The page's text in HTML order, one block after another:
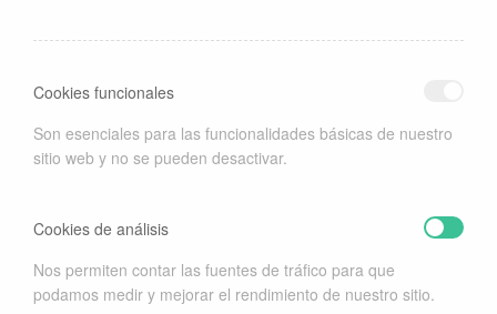
Ortodoncia estética
dientes
Estética dental y ortodoncia al mejor precio en
Esta entrada fue publicada en Belleza, Salud
dientes,Estética dental,ortodoncia ,Ortodoncia estéticapor
sentirsesano. Guardaenlace permanente.
Cookies funcionales
Son esenciales para las funcionalidades básicas de nuestro
sitio web y no se pueden desactivar.
Cookies de análisis
Nos permiten contar las fuentes de tráfico para que
podamos medir y mejorar el rendimiento de nuestro sitio.